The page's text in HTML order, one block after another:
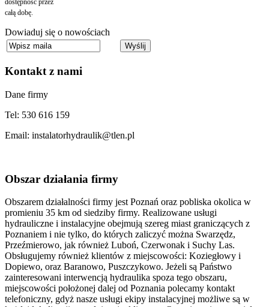
całą dobę.
Dowiaduj się o nowościach
Kontaktz nami
Dane firmy
Tel: 530 616 159
Email: instalatorhydraulik@tlen.pl
Obszar działania firmy
Obszarem działalności firmy jest Poznań oraz pobliska okolica w
promieniu 35 km od siedziby firmy. Realizowane usługi
hydrauliczne i instalacyjne obejmują szereg miast graniczących z
Poznaniem i nie tylko, do których zaliczyć można Swarzędz,
Przeźmierowo, jak również Luboń, Czerwonak i Suchy Las.
Obsługujemy również klientów z miejscowości: Koziegłowy i
Dopiewo, oraz Baranowo, Puszczykowo. Jeżeli są Państwo
zainteresowani interwencją hydraulika spoza tego obszaru,
miejscowości położonej dalej od Poznania polecamy kontakt
telefoniczny, gdyż nasze usługi ekipy instalacyjnej możliwe są w